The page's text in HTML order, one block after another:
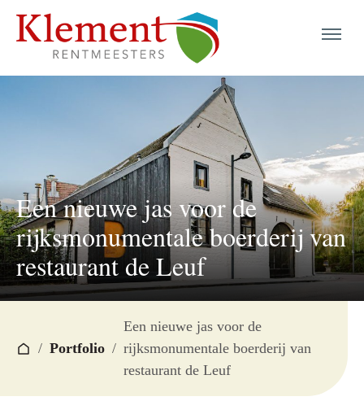
Een nieuwe jas voor de
rijksmonumentale boerderij van
restaurant de Leuf
/ Portfolio /
Een nieuwe jas voor de
rijksmonumentale boerderij van
restaurant de Leuf